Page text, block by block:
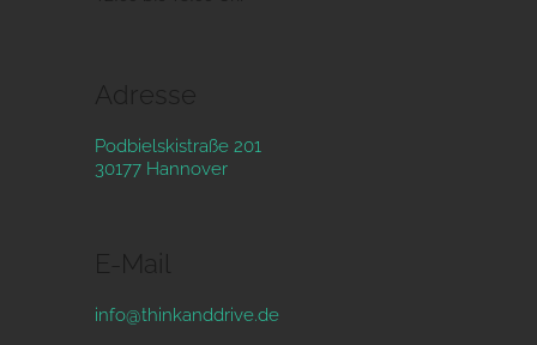
Adresse
Podbielskistraße 201
30177 Hannover
E-Mail
info@thinkanddrive.de